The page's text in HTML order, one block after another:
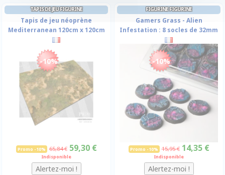
TAPIS DE JEU FIGURINE
Tapis de jeu néoprène
Mediterranean 120cm x 120cm
-10%
Promo -10% 65,84 € 59,30 €
Indisponible
FIGURINE FIGURINE
Gamers Grass - Alien
Infestation : 8 socles de 32mm
-10%
Promo -10% 15,95 € 14,35 €
Indisponible